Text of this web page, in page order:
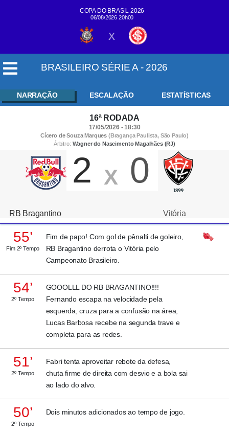
COPA DO BRASIL 2026
06/08/2026 20h00
x
BRASILEIRO SÉRIE A - 2026
NARRAÇÃO ESCALAÇÃO ESTATÍSTICAS
16ª RODADA
17/05/2026 - 18:30
Cícero de Souza Marques (Bragança Paulista, São Paulo)
Árbitro: Wagner do Nascimento Magalhães (RJ)
RB Bragantino
2 X 0
Vitória
55’
Fim 2º Tempo
Fim de papo! Com gol de pênalti de goleiro,
RB Bragantino derrota o Vitória pelo
Campeonato Brasileiro.
54’
2º Tempo
GOOOLLL DO RB BRAGANTINO!!!!
Fernando escapa na velocidade pela
esquerda, cruza para a confusão na área,
Lucas Barbosa recebe na segunda trave e
completa para as redes.
51’
2º Tempo
Fabri tenta aproveitar rebote da defesa,
chuta firme de direita com desvio e a bola sai
ao lado do alvo.
50’
2º Tempo
Dois minutos adicionados ao tempo de jogo.